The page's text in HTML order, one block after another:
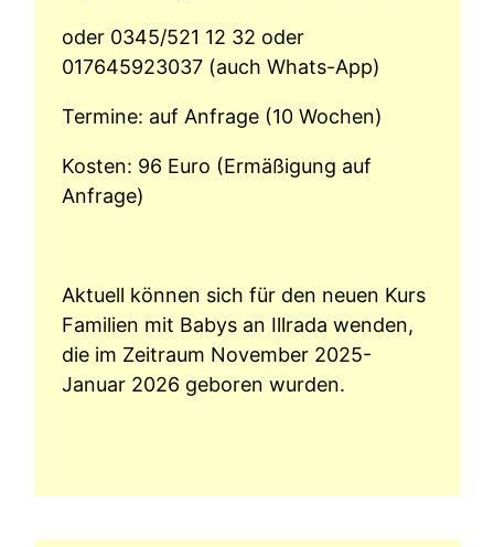
oder 0345/521 12 32 oder
017645923037 (auch Whats-App)
Termine: auf Anfrage (10 Wochen)
Kosten: 96 Euro (Ermäßigung auf
Anfrage)
Aktuell können sich für den neuen Kurs
Familien mit Babys an Illrada wenden,
die im Zeitraum November 2025-
Januar 2026 geboren wurden.